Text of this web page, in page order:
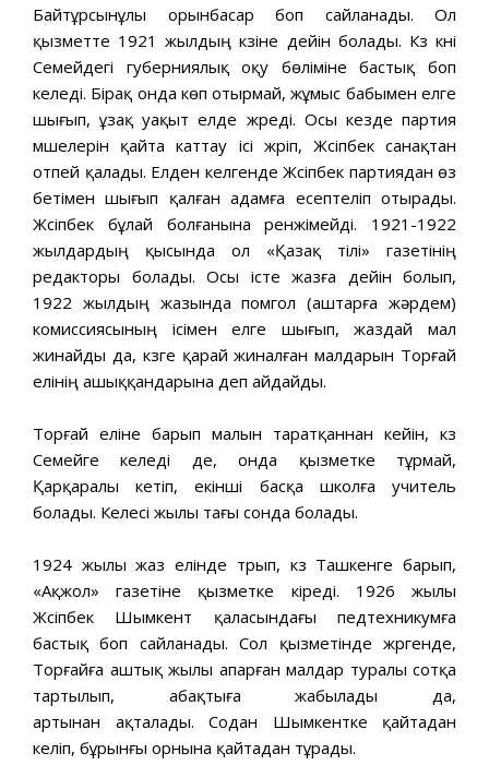
Байтұрсынұлы орынбасар боп сайланады. Ол
қызметте 1921 жылдың күзіне дейін болады. Күз күні
Семейдегі губерниялық оқу бөліміне бастық боп
келеді. Бірақ онда көп отырмай, жұмыс бабымен елге
шығып, ұзақ уақыт елде жүреді. Осы кезде партия
мүшелерін қайта каттау ісі жүріп, Жүсіпбек санақтан
отпей қалады. Елден келгенде Жүсіпбек партиядан өз
бетімен шығып қалған адамға есептеліп отырады.
Жүсіпбек бұлай болғанына ренжімейді. 1921-1922
жылдардың қысында ол «Қазақ тілі» газетінің
редакторы болады. Осы істе жазға дейін болып,
1922 жылдың жазында помгол (аштарға жəрдем)
комиссиясының ісімен елге шығып, жаздай мал
жинайды да, күзге қарай жиналған малдарын Торғай
елінің ашыққандарына деп айдайды.
Торғай еліне барып малын таратқаннан кейін, күз
Семейге келеді де, онда қызметке тұрмай,
Қарқаралы кетіп, екінші басқа школға учитель
болады. Келесі жылы тағы сонда болады.
1924 жылы жаз елінде түрып, күз Ташкенге барып,
«Ақжол» газетіне қызметке кіреді. 1926 жылы
Жүсіпбек Шымкент қаласындағы педтехникумға
бастық боп сайланады. Сол қызметінде жүргенде,
Торғайға аштық жылы апарған малдар туралы сотқа
тартылып, абақтыға жабылады да,
артынан ақталады. Содан Шымкентке қайтадан
келіп, бұрынғы орнына қайтадан тұрады.